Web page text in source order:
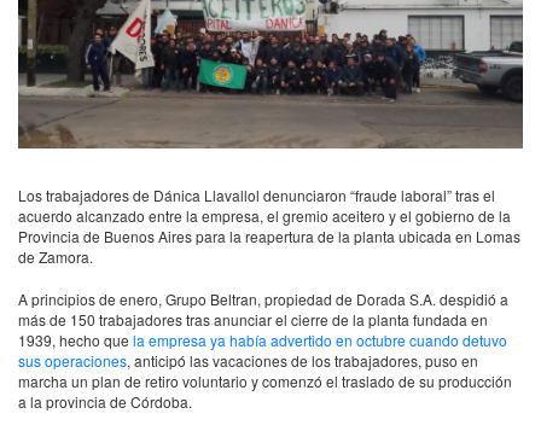
Los trabajadores de Dánica Llavallol denunciaron “fraude laboral” tras el
acuerdo alcanzado entre la empresa, el gremio aceitero y el gobierno de la
Provincia de Buenos Aires para la reapertura de la planta ubicada en Lomas
de Zamora.
A principios de enero, Grupo Beltran, propiedad de Dorada S.A. despidió a
más de 150 trabajadores tras anunciar el cierre de la planta fundada en
1939, hecho que la empresa ya había advertido en octubre cuando detuvo
sus operaciones, anticipó las vacaciones de los trabajadores, puso en
marcha un plan de retiro voluntario y comenzó el traslado de su producción
a la provincia de Córdoba.